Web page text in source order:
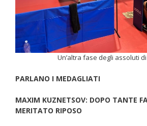
Un’altra fase degli assoluti
PARLANO I MEDAGLIATI
MAXIM KUZNETSOV: DOPO TANTE
MERITATO RIPOSO